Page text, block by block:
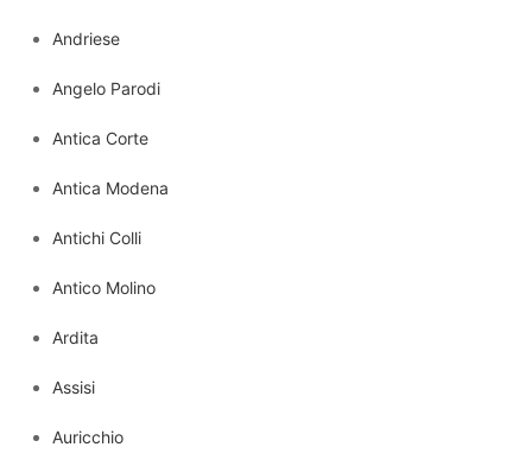
Andriese
Angelo Parodi
Antica Corte
Antica Modena
Antichi Colli
Antico Molino
Ardita
Assisi
Auricchio